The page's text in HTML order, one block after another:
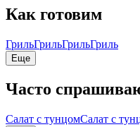
Как готовим
ГрильГрильГрильГриль
Еще
Часто
Салат с тунцомСалат с